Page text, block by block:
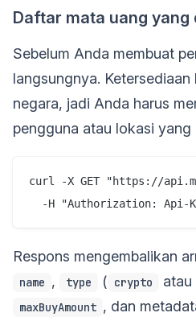
Daftar mata uang yang
Sebelum Anda membuat
langsungnya.
negara, jadi Anda harus
pengguna atau lokasi yang
curl -X GET "https://
Respons mengembalikan
name , type ( crypto atau
maxBuyAmount , dan